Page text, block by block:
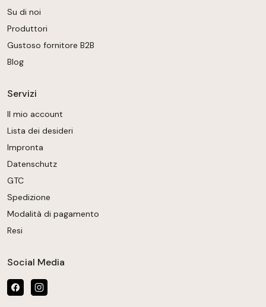
Su di noi
Produttori
Gustoso fornitore B2B
Blog
Servizi
Il mio account
Lista dei desideri
Impronta
Datenschutz
GTC
Spedizione
Modalità di pagamento
Resi
Social Media